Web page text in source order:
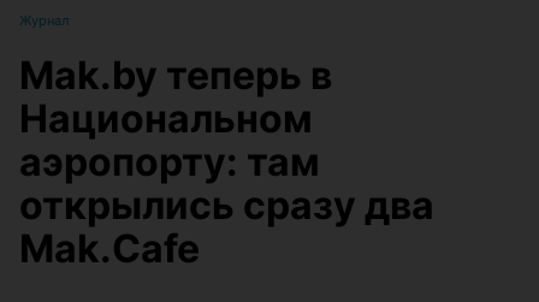
Журнал
Mak.by теперь в
Национальном
аэропорту: там
открылись сразу два
Mak.Cafe